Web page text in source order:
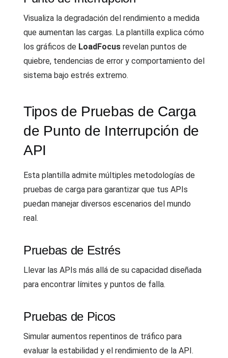
Visualiza la degradación del rendimiento a medida
que aumentan las cargas. La plantilla explica cómo
los gráficos de LoadFocus revelan puntos de
quiebre, tendencias de error y comportamiento del
sistema bajo estrés extremo.
Tipos de Pruebas de Carga
de Punto de Interrupción de
API
Esta plantilla admite múltiples metodologías de
pruebas de carga para garantizar que tus APIs
puedan manejar diversos escenarios del mundo
real.
Pruebas de Estrés
Llevar las APIs más allá de su capacidad diseñada
para encontrar límites y puntos de falla.
Pruebas de Picos
Simular aumentos repentinos de tráfico para
evaluar la estabilidad y el rendimiento de la API.